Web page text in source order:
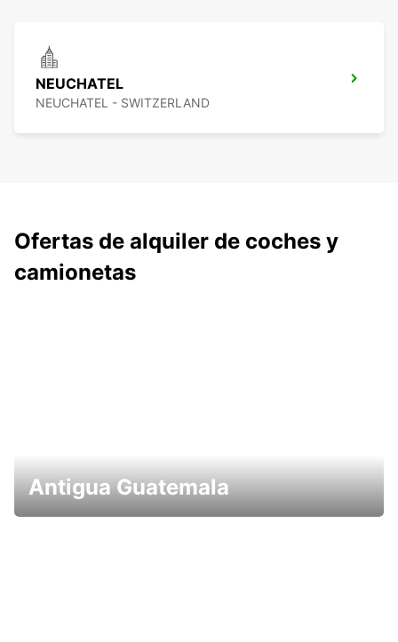
NEUCHATEL
NEUCHATEL - SWITZERLAND
Ofertas de alquiler de coches y
camionetas
Antigua Guatemala